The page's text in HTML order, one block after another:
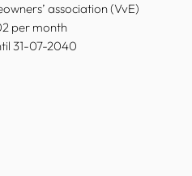
association (VvE)
per month
31-07-2040